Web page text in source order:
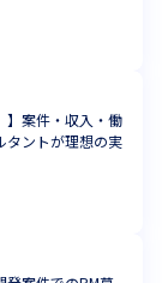
】案件・収入・働
タントが理想の実